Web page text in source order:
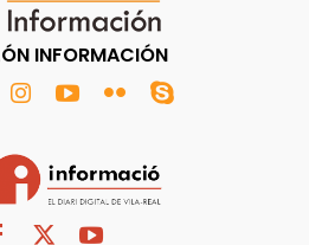
INFORMACIÓN